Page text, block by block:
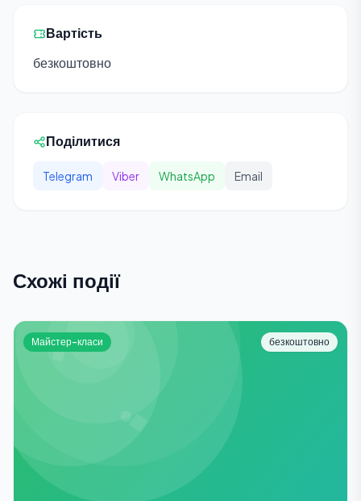
Вартість
безкоштовно
Поділитися
Telegram Viber WhatsApp Email
Схожі події
Майстер-класи безкоштовно